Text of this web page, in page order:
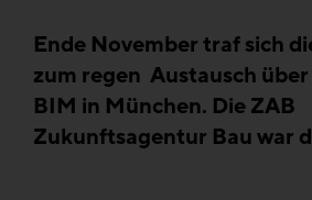
Ende November traf sich
zum regen Austausch über
BIM in München. Die ZAB
Zukunftsagentur Bau war